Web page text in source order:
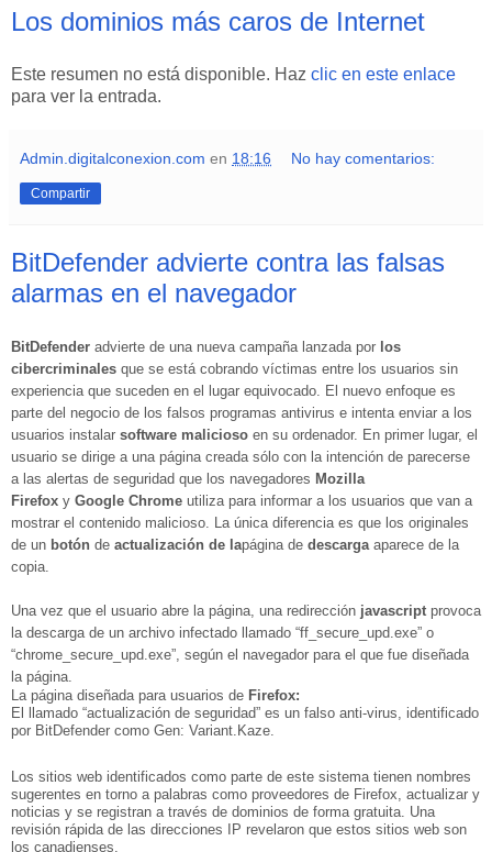
Los dominios más caros de Internet
Este resumen no está disponible. Haz clic en este enlace
para ver la entrada.
Admin.digitalconexion.com en 18:16 No hay comentarios:
Compartir
BitDefender advierte contra las falsas
alarmas en el navegador
BitDefender advierte de una nueva campaña lanzada por los
cibercriminales que se está cobrando víctimas entre los usuarios sin
experiencia que suceden en el lugar equivocado. El nuevo enfoque es
parte del negocio de los falsos programas antivirus e intenta enviar a los
usuarios instalar software malicioso en su ordenador. En primer lugar, el
usuario se dirige a una página creada sólo con la intención de parecerse
a las alertas de seguridad que los navegadores Mozilla
Firefox y Google Chrome utiliza para informar a los usuarios que van a
mostrar el contenido malicioso. La única diferencia es que los originales
de un botón de actualización de lapágina de descarga aparece de la
copia.
Una vez que el usuario abre la página, una redirección javascript provoca
la descarga de un archivo infectado llamado “ff_secure_upd.exe” o
“chrome_secure_upd.exe”, según el navegador para el que fue diseñada
la página.
La página diseñada para usuarios de Firefox:
El llamado “actualización de seguridad” es un falso anti-virus, identificado
por BitDefender como Gen: Variant.Kaze.
Los sitios web identificados como parte de este sistema tienen nombres
sugerentes en torno a palabras como proveedores de Firefox, actualizar y
noticias y se registran a través de dominios de forma gratuita. Una
revisión rápida de las direcciones IP revelaron que estos sitios web son
los canadienses.